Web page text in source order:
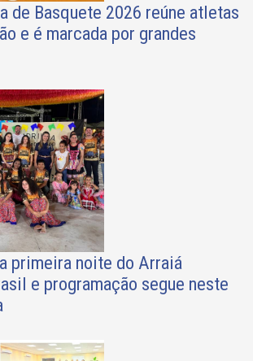
de Basquete 2026 reúne atletas
e é marcada por grandes
primeira noite do Arraiá
e programação segue neste